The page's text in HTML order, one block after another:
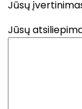
Jūsų
Jūsų